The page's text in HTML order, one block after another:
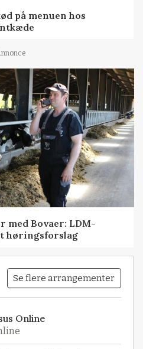
på menuen hos
med Bovaer: LDM-
høringsforslag
Se flere arrangementer
Online